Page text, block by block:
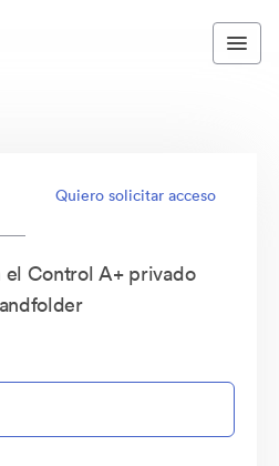
Quiero solicitar acceso
el Control A+ privado